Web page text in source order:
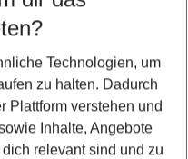
Technologien, um
zu halten. Dadurch
Plattform verstehen und
Inhalte, Angebote
relevant sind und zu